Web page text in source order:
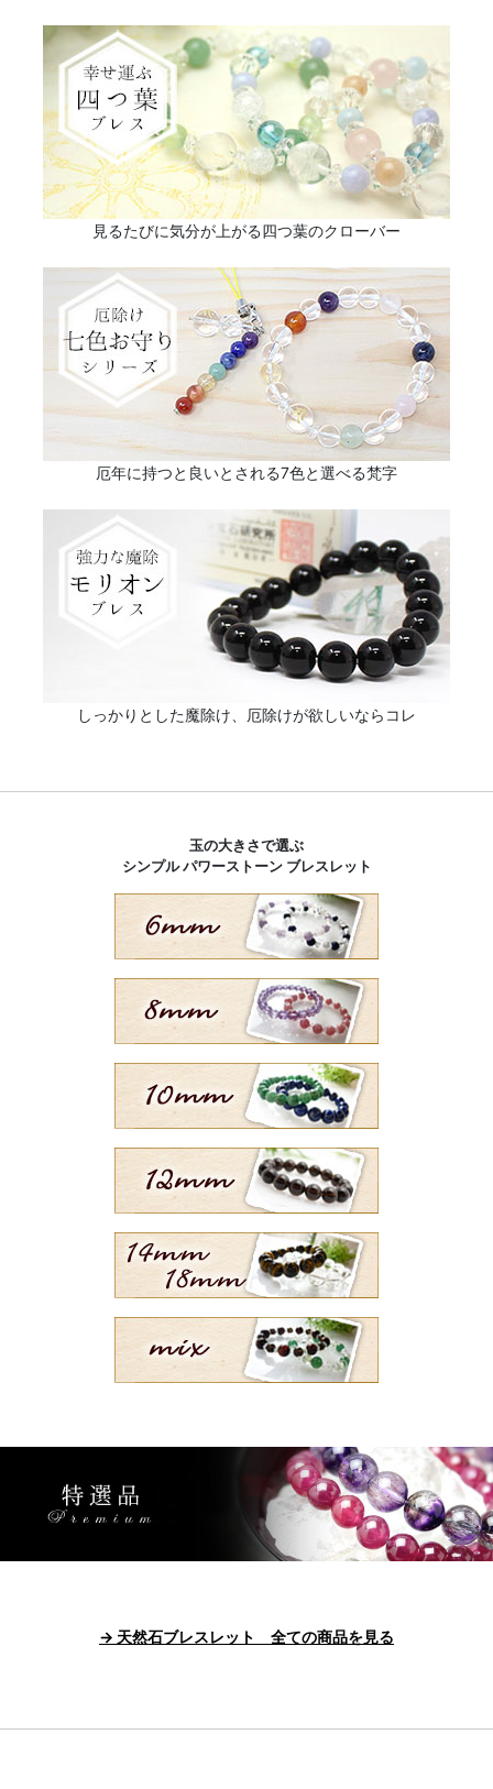
見るたびに気分が上がる四つ葉のクローバー
厄年に持つと良いとされる7色と選べる梵字
しっかりとした魔除け、厄除けが欲しいならコレ
玉の大きさで選ぶ
シンプル パワーストーン ブレスレット
→ 天然石ブレスレット 全ての商品を見る